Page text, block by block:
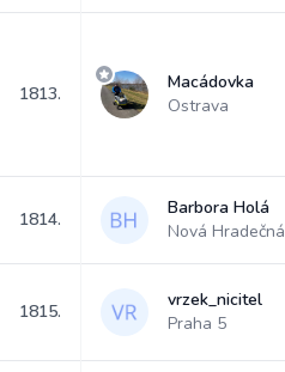
1813.
Macádovka
Ostrava
1814.
Barbora Holá
Nová Hradečná
1815.
vrzek_nicitel
Praha 5